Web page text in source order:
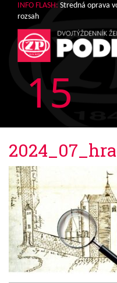
INFO FLASH: Stredná oprava
rozsah
15